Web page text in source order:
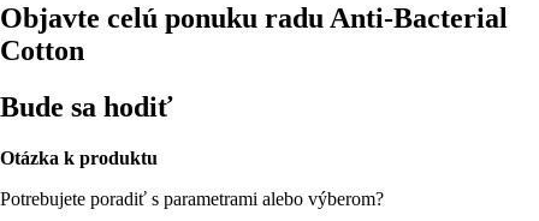
Objavte celú ponuku radu Anti-Bacterial
Cotton
Bude sa hodiť
Otázka k produktu
Potrebujete poradiť s parametrami alebo výberom?